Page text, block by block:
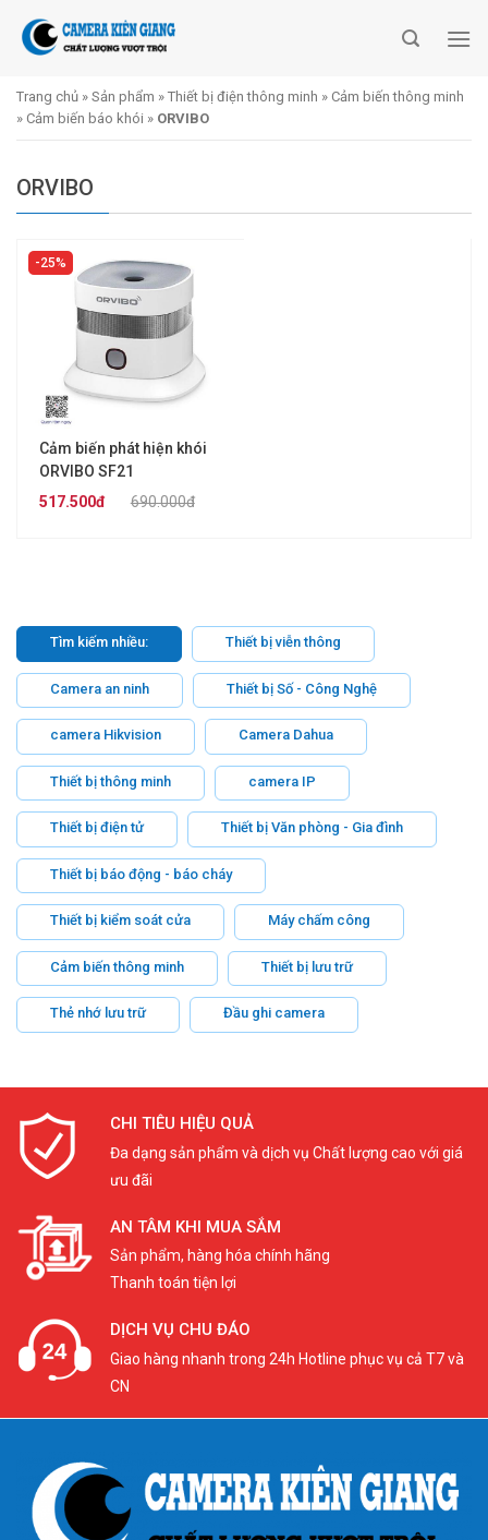
Trang chủ » Sản phẩm » Thiết bị điện thông minh » Cảm biến thông minh
» Cảm biến báo khói » ORVIBO
ORVIBO
25%
Cảm biến phát hiện khói
ORVIBO SF21
690.000đ
517.500đ
Tìm kiếm nhiều: Thiết bị viễn thông
Camera an ninh Thiết bị Số - Công Nghệ
camera Hikvision Camera Dahua
Thiết bị thông minh camera IP
Thiết bị điện tử Thiết bị Văn phòng - Gia đình
Thiết bị báo động - báo cháy
Thiết bị kiểm soát cửa Máy chấm công
Cảm biến thông minh Thiết bị lưu trữ
Thẻ nhớ lưu trữ Đầu ghi camera
CHI TIÊU HIỆU QUẢ
Đa dạng sản phẩm và dịch vụ Chất lượng cao với giá
ưu đãi
AN TÂM KHI MUA SẮM
Sản phẩm, hàng hóa chính hãng
Thanh toán tiện lợi
DỊCH VỤ CHU ĐÁO
Giao hàng nhanh trong 24h Hotline phục vụ cả T7 và
CN